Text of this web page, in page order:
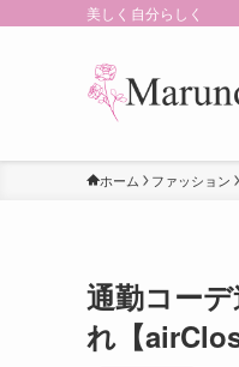
美しく自分らしく
ホーム ファッション
通勤コー
れ【